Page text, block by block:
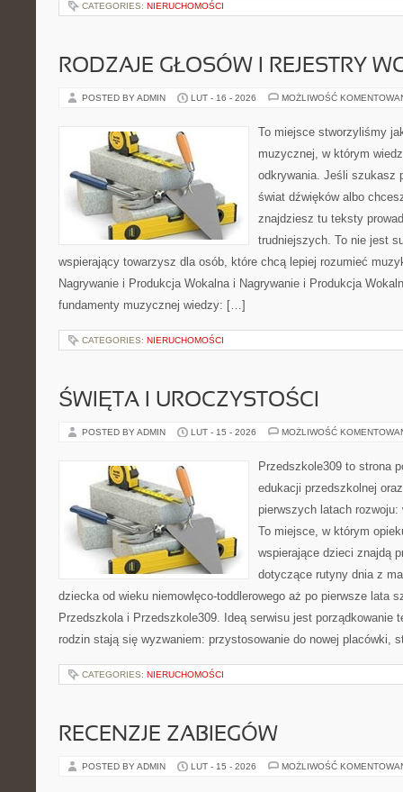
CATEGORIES: NIERUCHOMOŚCI
RODZAJE GŁOSÓW I REJESTRY
POSTED BY ADMIN LUT - 16 - 2026 MOŻLIWOŚĆ
To miejsce stworzyliśmy
muzycznej, w którym
odkrywania. Jeśli szukasz
świat dźwięków albo
znajdziesz tu teksty
trudniejszych. To nie jest
wspierający towarzysz dla osób, które chcą lepiej rozumieć
Nagrywanie i Produkcja Wokalna i Nagrywanie i Produkcja
fundamenty muzycznej wiedzy: […]
CATEGORIES: NIERUCHOMOŚCI
ŚWIĘTA I UROCZYSTOŚCI
POSTED BY ADMIN LUT - 15 - 2026 MOŻLIWOŚĆ
Przedszkole309 to strona
edukacji przedszkolnej
pierwszych latach
To miejsce, w którym
wspierające dzieci znajdą
dotyczące rutyny dnia z
dziecka od wieku niemowlęco-toddlerowego aż po pierwsze lata
Przedszkola i Przedszkole309. Ideą serwisu jest porządkowanie
rodzin stają się wyzwaniem: przystosowanie do nowej placówki,
CATEGORIES: NIERUCHOMOŚCI
RECENZJE ZABIEGÓW
POSTED BY ADMIN LUT - 15 - 2026 MOŻLIWOŚĆ